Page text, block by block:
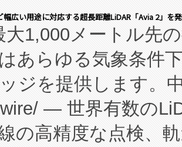
を活用した現地生
ての費用負担を大
スを大幅に拡大する
Continuous
には、施設設計・
術移転および知的
イ・アンド：本社
信平）と、エンタ
Voltaiqは、日本にあ
ー貯蔵システム（
独自のAI搭載プラ
導入、運用に至る
広い用途に対応する超長距離LiDAR「Avia 2」を
大1,000メートル先
あらゆる気象条件
ジを提供します。
— 世界有数の
の高精度な点検、